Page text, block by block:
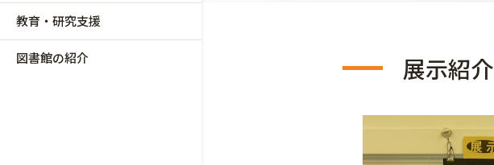
教育・研究支援
図書館の紹介 展示紹介